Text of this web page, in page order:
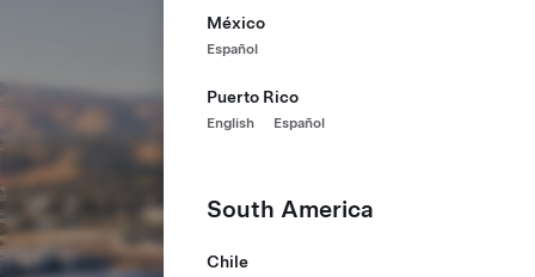
México
Español
Puerto Rico
English Español
South America
Chile